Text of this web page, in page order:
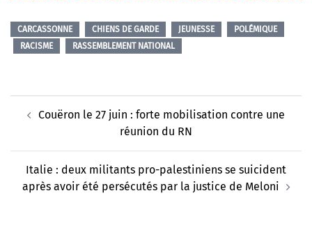
CARCASSONNE CHIENS DE GARDE JEUNESSE
POLÉMIQUE
RACISME
RASSEMBLEMENT NATIONAL
d’article
Couëron le 27 juin : forte mobilisation contre une
réunion du RN
Italie : deux militants pro-palestiniens se suicident
après avoir été persécutés par la justice de Meloni